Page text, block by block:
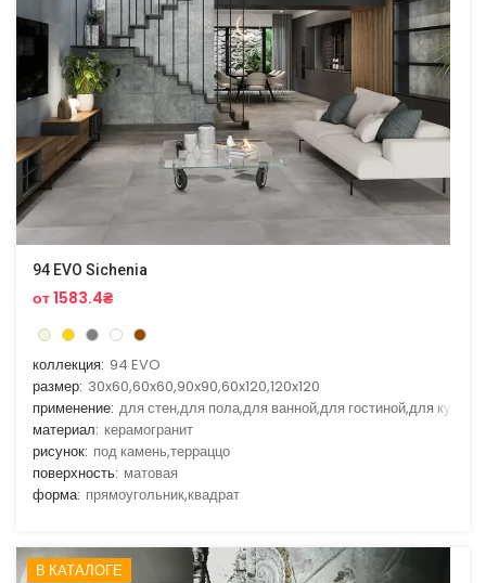
94 EVO Sichenia
от 1583.4₴
коллекция: 94 EVO
размер: 30x60,60x60,90x90,60x120,120x120
применение: для стен,для пола,для ванной,для гостиной,для кухни
материал: керамогранит
рисунок: под камень,терраццо
поверхность: матовая
форма: прямоугольник,квадрат
В КАТАЛОГЕ